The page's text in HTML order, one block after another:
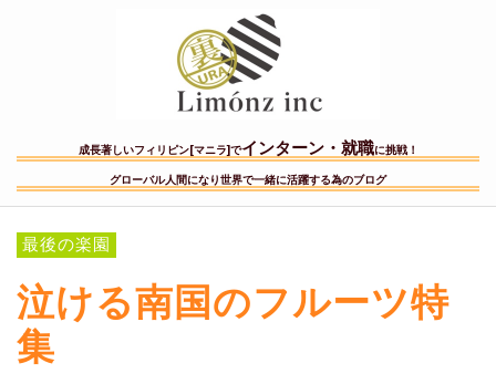
成長著しいフィリピン[マニラ]でインターン・就職に挑戦！
グローバル人間になり世界で一緒に活躍する為のブログ
最後の楽園
泣ける南国のフルーツ特
集